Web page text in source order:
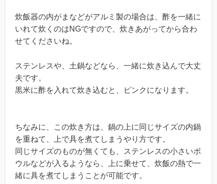
炊飯器の内がまなどがアルミ製の場合は、酢を一緒に
いれて炊くのはNGですので、炊きあがってから合わ
せてくださいね。
ステンレスや、土鍋などなら、一緒に炊き込んで大丈
夫です。
黒米に酢を入れて炊き込むと、ピンクになります。
ちなみに、この炊き方は、鍋の上に同じサイズの内鍋
を重ねて、上で具を煮てしまうやり方です。
同じサイズのものが無くても、ステンレスの小さいボ
ウルなどが入るようなら、上に乗せて、炊飯の熱で一
緒に具を煮てしまうことが可能です。